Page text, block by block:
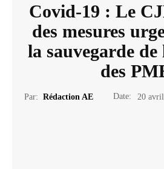
Covid-19 : Le
des mesures
la sauvegarde de
des
Par: Rédaction AE Date: 20